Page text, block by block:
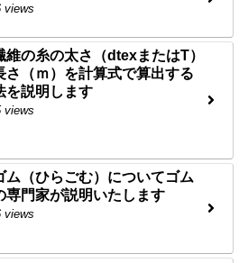
views
維の糸の太さ（dtexまたはT）
さ（ｍ）を計算式で算出する
を説明します
views
ム（ひらごむ）についてゴム
専門家が説明いたします
views